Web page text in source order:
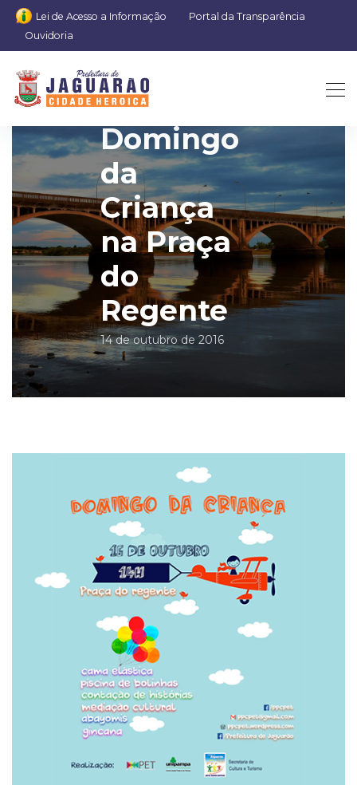
Lei de Acesso a Informação
Portal da Transparência
Ouvidoria
Dia 16 tem
Domingo
da
Criança
na Praça
do
Regente
14 de outubro de 2016